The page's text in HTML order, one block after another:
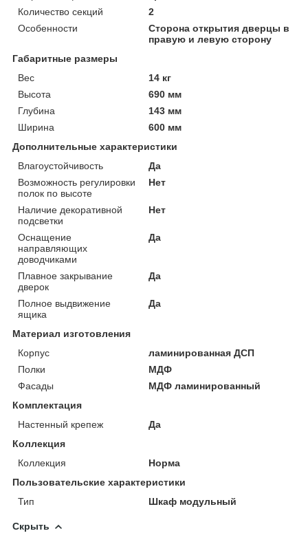
Количество секций
2
Особенности
Сторона открытия дверцы в
правую и левую сторону
Габаритные размеры
Вес
14 кг
Высота
690 мм
Глубина
143 мм
Ширина
600 мм
Дополнительные характеристики
Влагоустойчивость
Да
Возможность регулировки
полок по высоте
Нет
Наличие декоративной
подсветки
Нет
Оснащение
направляющих
доводчиками
Да
Плавное закрывание
дверок
Да
Полное выдвижение
ящика
Да
Материал изготовления
Корпус
ламинированная ДСП
Полки
МДФ
Фасады
МДФ ламинированный
Комплектация
Настенный крепеж
Да
Коллекция
Коллекция
Норма
Пользовательские характеристики
Тип
Шкаф модульный
Скрыть